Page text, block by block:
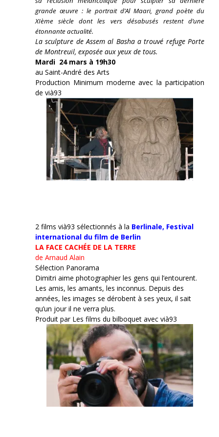
grande œuvre : le portrait d’Al Maari, grand poète du
XIème siècle dont les vers désabusés restent d’une
étonnante actualité.
La sculpture de Assem al Basha a trouvé refuge Porte
de Montreuil, exposée aux yeux de tous.
Mardi 24 mars à 19h30
au Saint-André des Arts
Production Minimum moderne avec la participation
de vià93
2 films vià93 sélectionnés à la Berlinale, Festival
international du film de Berlin
LA FACE CACHÉE DE LA TERRE
de Arnaud Alain
Sélection Panorama
Dimitri aime photographier les gens qui l’entourent.
Les amis, les amants, les inconnus. Depuis des
années, les images se dérobent à ses yeux, il sait
qu’un jour il ne verra plus.
Produit par Les films du bilboquet avec vià93